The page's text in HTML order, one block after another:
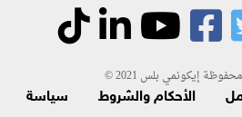
إيكونمي بلس 2021 ©
الأحكام والشروط
سياسة